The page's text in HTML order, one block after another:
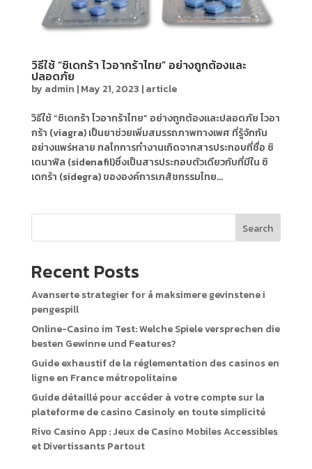
วิธีใช้ “ซิเดกร้า ไวอากร้าไทย” อย่างถูกต้องและ
ปลอดภัย
by admin |May 21, 2023 |article
วิธีใช้ “ซิเดกร้า ไวอากร้าไทย” อย่างถูกต้องและปลอดภัย ไวอา
กร้า (viagra) เป็นยาช่วยเพิ่มสมรรถภาพทางเพศ ที่รู้จักกัน
อย่างแพร่หลาย กลไกการทำงานเกิดจากสารประกอบที่ชื่อ ซิ
เดนาฟิล (sidenafil)ซึ่งเป็นสารประกอบตัวเดียวกับที่มีใน ซิ
เดกร้า (sidegra) ขององค์การเภสัชกรรมไทย...
Search
Recent Posts
Avanserte strategier for å maksimere gevinstene i
pengespill
Online-Casino im Test: Welche Spiele versprechen die
besten Gewinne und Features?
Guide exhaustif de la réglementation des casinos en
ligne en France métropolitaine
Guide détaillé pour accéder à votre compte sur la
plateforme de casino Casinoly en toute simplicité
Rivo Casino App : Jeux de Casino Mobiles Accessibles
et Divertissants Partout